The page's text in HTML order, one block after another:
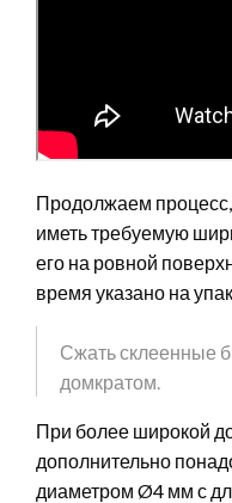
Продолжаем
иметь требуемую
его на ровной
время указано на
Сжать склеенные
домкратом.
При более широкой
дополнительно
диаметром Ø4 мм с